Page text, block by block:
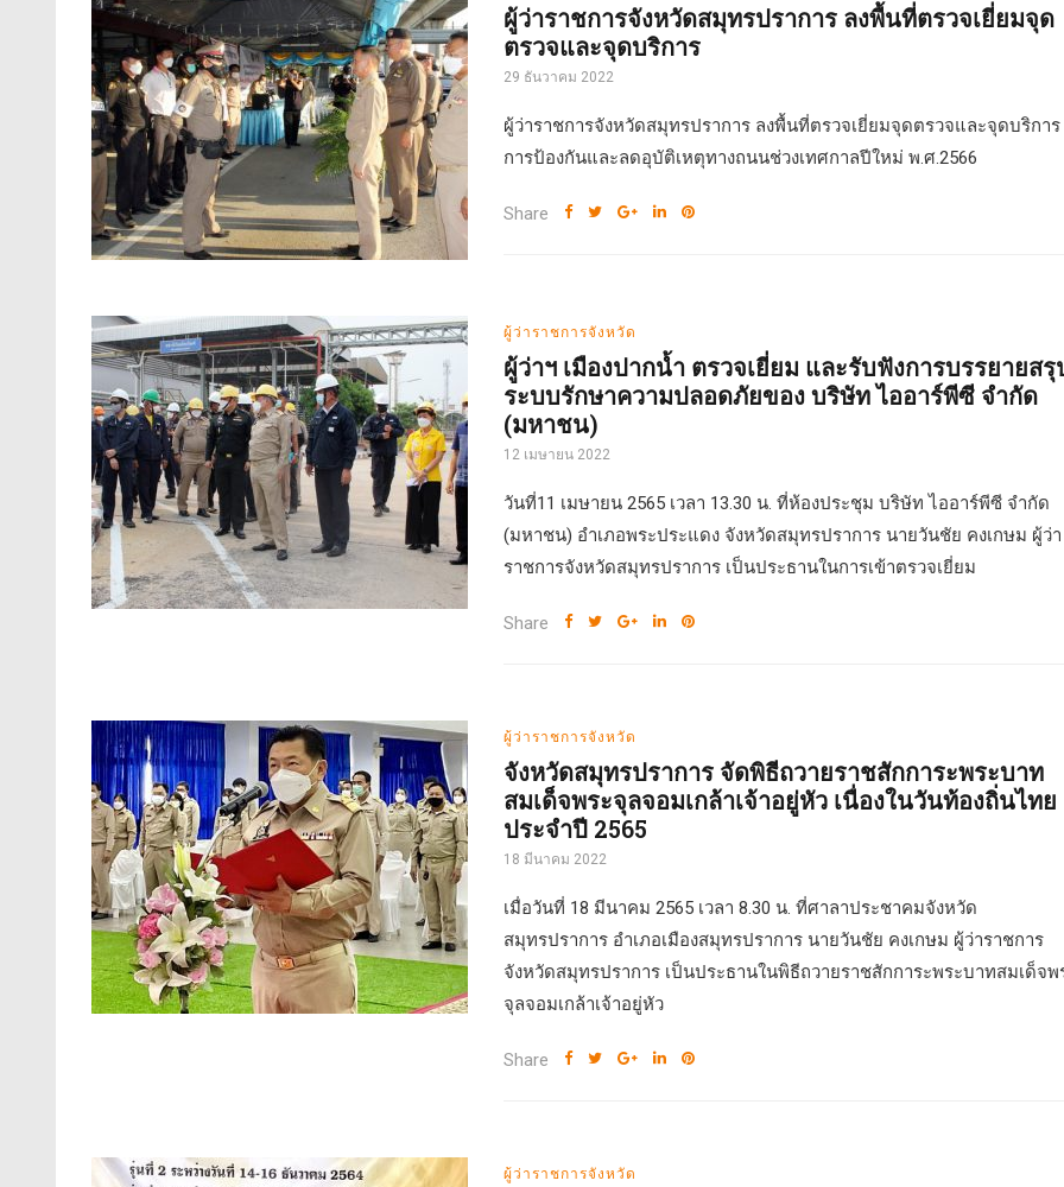
ผู้ว่าราชการจังหวัดสมุทรปราการ ลงพื้นที่ตรวจเยี่ยมจุด
ตรวจและจุดบริการ
29 ธันวาคม 2022
ผู้ว่าราชการจังหวัดสมุทรปราการ ลงพื้นที่ตรวจเยี่ยมจุดตรวจและจุดบริการ
การป้องกันและลดอุบัติเหตุทางถนนช่วงเทศกาลปีใหม่ พ.ศ.2566
Share
ผู้ว่าราชการจังหวัด
ผู้ว่าฯ เมืองปากน้ำ ตรวจเยี่ยม และรับฟังการบรรยายสรุ
ระบบรักษาความปลอดภัยของ บริษัท ไออาร์พีซี จำกัด
(มหาชน)
12 เมษายน 2022
วันที่11 เมษายน 2565 เวลา 13.30 น. ที่ห้องประชุม บริษัท ไออาร์พีซี จำกัด
(มหาชน) อำเภอพระประแดง จังหวัดสมุทรปราการ นายวันชัย คงเกษม ผู้ว่า
ราชการจังหวัดสมุทรปราการ เป็นประธานในการเข้าตรวจเยี่ยม
Share
ผู้ว่าราชการจังหวัด
จังหวัดสมุทรปราการ จัดพิธีถวายราชสักการะพระบาท
สมเด็จพระจุลจอมเกล้าเจ้าอยู่หัว เนื่องในวันท้องถิ่นไทย
ประจำปี 2565
18 มีนาคม 2022
เมื่อวันที่ 18 มีนาคม 2565 เวลา 8.30 น. ที่ศาลาประชาคมจังหวัด
สมุทรปราการ อำเภอเมืองสมุทรปราการ นายวันชัย คงเกษม ผู้ว่าราชการ
จังหวัดสมุทรปราการ เป็นประธานในพิธีถวายราชสักการะพระบาทสมเด็จพ
จุลจอมเกล้าเจ้าอยู่หัว
Share
ผู้ว่าราชการจังหวัด